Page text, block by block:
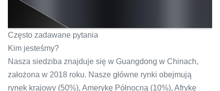
Często zadawane pytania
Kim jesteśmy?
Nasza siedziba znajduje się w Guangdong w Chinach,
założona w 2018 roku. Nasze główne rynki obejmują
rynek krajowy (50%), Amerykę Północną (10%), Afrykę